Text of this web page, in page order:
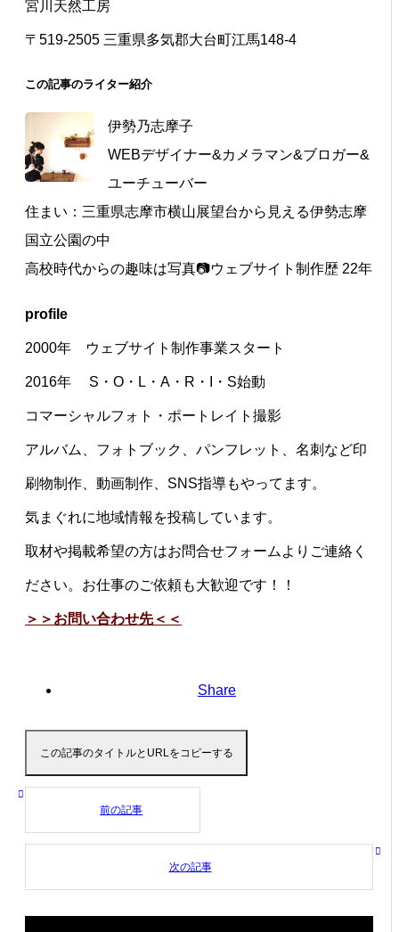
宮川天然工房
〒519-2505 三重県多気郡大台町江馬148-4
この記事のライター紹介
伊勢乃志摩子
WEBデザイナー&カメラマン&ブロガー&
ユーチューバー
住まい：三重県志摩市横山展望台から見える伊勢志摩
国立公園の中
高校時代からの趣味は写真📷ウェブサイト制作歴 22年
profile
2000年 ウェブサイト制作事業スタート
2016年 S・O・L・A・R・I・S始動
コマーシャルフォト・ポートレイト撮影
アルバム、フォトブック、パンフレット、名刺など印
刷物制作、動画制作、SNS指導もやってます。
気まぐれに地域情報を投稿しています。
取材や掲載希望の方はお問合せフォームよりご連絡く
ださい。お仕事のご依頼も大歓迎です！！
＞＞お問い合わせ先＜＜
Share
この記事のタイトルとURLをコピーする
前の記事
次の記事